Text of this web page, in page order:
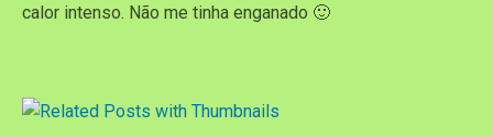
calor intenso. Não me tinha enganado 🙂